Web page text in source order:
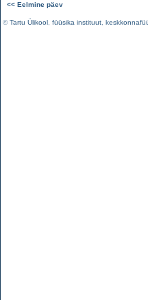
<< Eelmine päev
©Tartu Ülikool füüsika instituut